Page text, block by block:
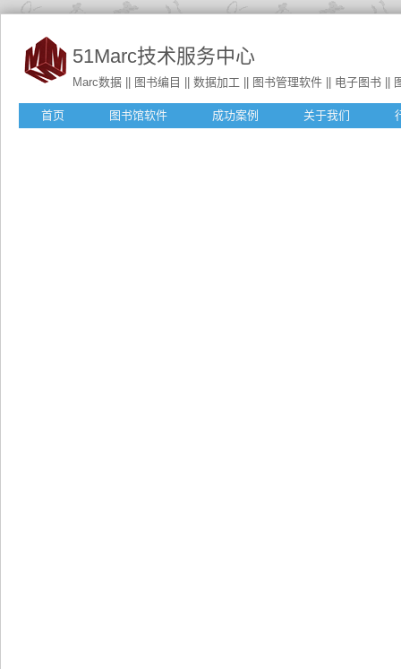
51Marc技术服务中心
Marc数据 || 图书编目 || 数据加工 || 图书管理软件 || 电子图书 ||
首页 图书馆软件 成功案例 关于我们